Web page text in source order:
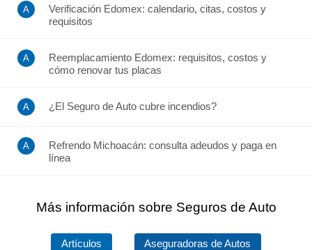
Verificación Edomex: calendario, citas, costos y
requisitos
Reemplacamiento Edomex: requisitos, costos y
cómo renovar tus placas
¿El Seguro de Auto cubre incendios?
Refrendo Michoacán: consulta adeudos y paga en
línea
Más información sobre Seguros de Auto
Artículos Aseguradoras de Autos